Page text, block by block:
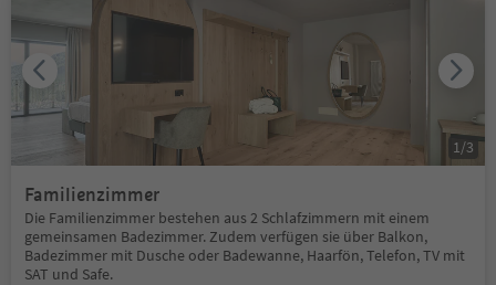
Familienzimmer
Die Familienzimmer bestehen aus 2 Schlafzimmern mit einem
gemeinsamen Badezimmer. Zudem verfügen sie über Balkon,
Badezimmer mit Dusche oder Badewanne, Haarfön, Telefon, TV mit
SAT und Safe.
1 /3